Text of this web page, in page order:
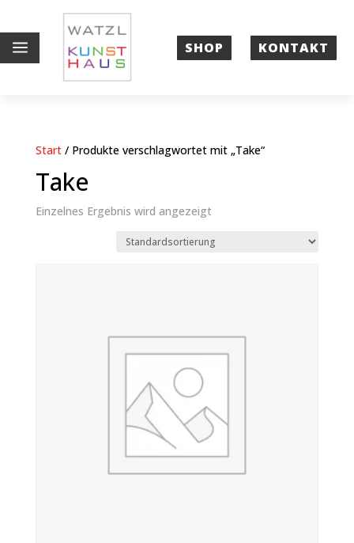
a SHOP KONTAKT
Start/ Produkte verschlagwortet mit „Take“
Take
Einzelnes Ergebnis wird angezeigt